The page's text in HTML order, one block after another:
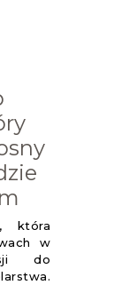
która
w
do